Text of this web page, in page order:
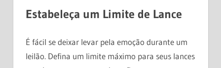
Estabeleça um Limite de Lance
É fácil se deixar levar pela emoção durante um
leilão. Defina um limite máximo para seus lances